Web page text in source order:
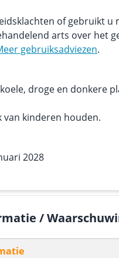
of gebruikt u
arts over het
gebruiksadviezen.
droge en donkere
van kinderen houden.
2028
/